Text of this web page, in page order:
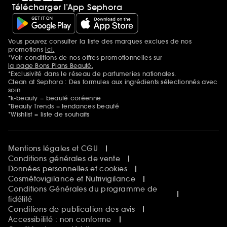
Télécharger l’App Sephora
Mentions additionnelles
Vous pouvez consulter la liste des marques exclues de nos
promotionsici.
*Voir conditions de nos offres promotionnelles sur
la page Bons Plans Beauté.
*Exclusivité dans le réseau de parfumeries nationales.
Clean at Sephora : Des formules aux ingrédients sélectionnés avec
soin
*k-beauty = beauté coréenne
*Beauty Trends = tendances beauté
*Wishlist = liste de souhaits
Mentions légales et CGU
Conditions générales de vente
Données personnelles et cookies
Cosmétovigilance et Nutrivigilance
Conditions Générales du programme de
fidélité
Conditions de publication des avis
Accessibilité : non conforme